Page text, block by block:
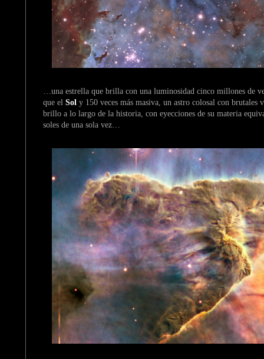
…una estrella que brilla con una luminosidad cinco millones de
que el Sol y 150 veces más masiva, un astro colosal con brutales
brillo a lo largo de la historia, con eyecciones de su materia
soles de una sola vez…